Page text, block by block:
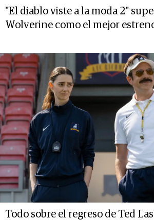
"El diablo viste a la moda 2"
Wolverine como el mejor
Todo sobre el regreso de Ted